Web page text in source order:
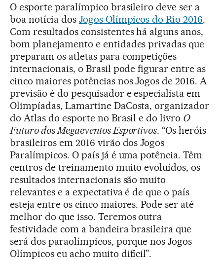
O esporte paralímpico brasileiro deve ser a
boa notícia dos Jogos Olímpicos do Rio 2016.
Com resultados consistentes há alguns anos,
bom planejamento e entidades privadas que
preparam os atletas para competições
internacionais, o Brasil pode figurar entre as
cinco maiores potências nos Jogos de 2016. A
previsão é do pesquisador e especialista em
Olimpíadas, Lamartine DaCosta, organizador
do Atlas do esporte no Brasil e do livro O
Futuro dos Megaeventos Esportivos. “Os heróis
brasileiros em 2016 virão dos Jogos
Paralímpicos. O país já é uma potência. Têm
centros de treinamento muito evoluídos, os
resultados internacionais são muito
relevantes e a expectativa é de que o país
esteja entre os cinco maiores. Pode ser até
melhor do que isso. Teremos outra
festividade com a bandeira brasileira que
será dos paraolímpicos, porque nos Jogos
Olímpicos eu acho muito difícil”.